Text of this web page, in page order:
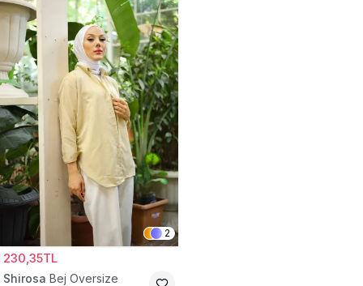
2
230,35TL
Shirosa Bej Oversize